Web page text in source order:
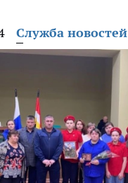
Служба новостей